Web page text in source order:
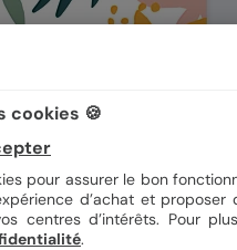
cookies 🍪
pour assurer le bon
d’achat et
centres d’intérêts. Pour
.